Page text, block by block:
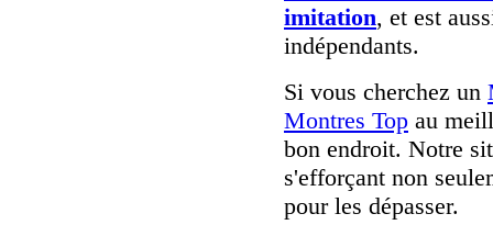
imitation, et est
indépendants.
Si vous cherchez un
Montres Top au
bon endroit. Notre
s'efforçant non
pour les dépasser.